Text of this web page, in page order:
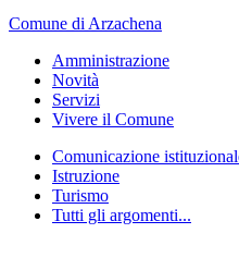
Comune di Arzachena
Amministrazione
Novità
Servizi
Vivere il Comune
Comunicazione
Istruzione
Turismo
Tutti gli argomenti...